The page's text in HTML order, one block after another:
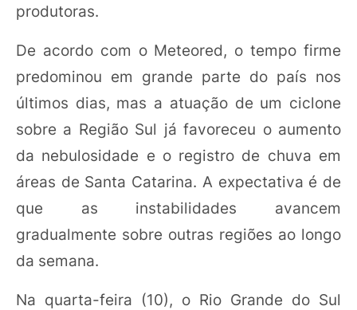
produtoras.
De acordo com o Meteored, o tempo firme
predominou em grande parte do país nos
últimos dias, mas a atuação de um ciclone
sobre a Região Sul já favoreceu o aumento
da nebulosidade e o registro de chuva em
áreas de Santa Catarina. A expectativa é de
que as instabilidades avancem
gradualmente sobre outras regiões ao longo
da semana.
Na quarta-feira (10), o Rio Grande do Sul